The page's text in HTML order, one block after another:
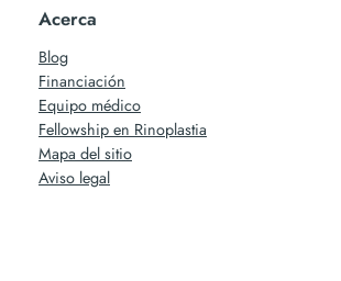
Acerca
Blog
Financiación
Equipo médico
Fellowship en Rinoplastia
Mapa del sitio
Aviso legal